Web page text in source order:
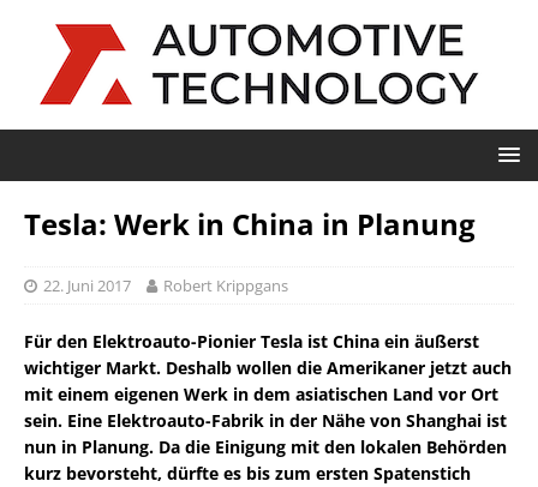
Tesla: Werk in China in Planung
22. Juni 2017 Robert Krippgans
Für den Elektroauto-Pionier Tesla ist China ein äußerst
wichtiger Markt. Deshalb wollen die Amerikaner jetzt auch
mit einem eigenen Werk in dem asiatischen Land vor Ort
sein. Eine Elektroauto-Fabrik in der Nähe von Shanghai ist
nun in Planung. Da die Einigung mit den lokalen Behörden
kurz bevorsteht, dürfte es bis zum ersten Spatenstich